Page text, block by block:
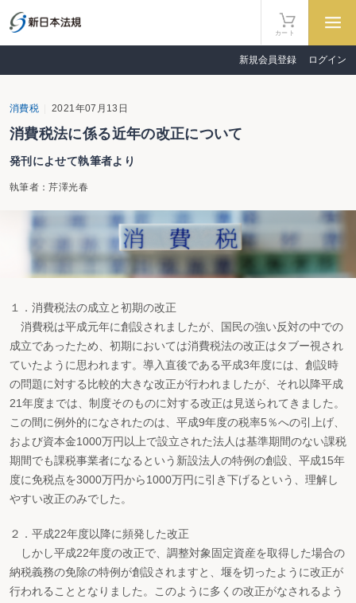
カート
新規会員登録 ログイン
消費税 2021年07月13日
消費税法に係る近年の改正について
発刊によせて執筆者より
執筆者：芹澤光春
１．消費税法の成立と初期の改正
消費税は平成元年に創設されましたが、国民の強い反対の中での
成立であったため、初期においては消費税法の改正はタブー視され
ていたように思われます。導入直後である平成3年度には、創設時
の問題に対する比較的大きな改正が行われましたが、それ以降平成
21年度までは、制度そのものに対する改正は見送られてきました。
この間に例外的になされたのは、平成9年度の税率5％への引上げ、
および資本金1000万円以上で設立された法人は基準期間のない課税
期間でも課税事業者になるという新設法人の特例の創設、平成15年
度に免税点を3000万円から1000万円に引き下げるという、理解し
やすい改正のみでした。
２．平成22年度以降に頻発した改正
しかし平成22年度の改正で、調整対象固定資産を取得した場合の
納税義務の免除の特例が創設されますと、堰を切ったように改正が
行われることとなりました。このように多くの改正がなされるよう